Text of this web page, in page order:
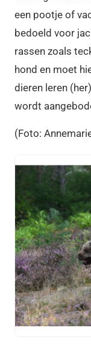
een pootje of
bedoeld voor
rassen zoals
hond en moet
dieren leren
wordt
(Foto: